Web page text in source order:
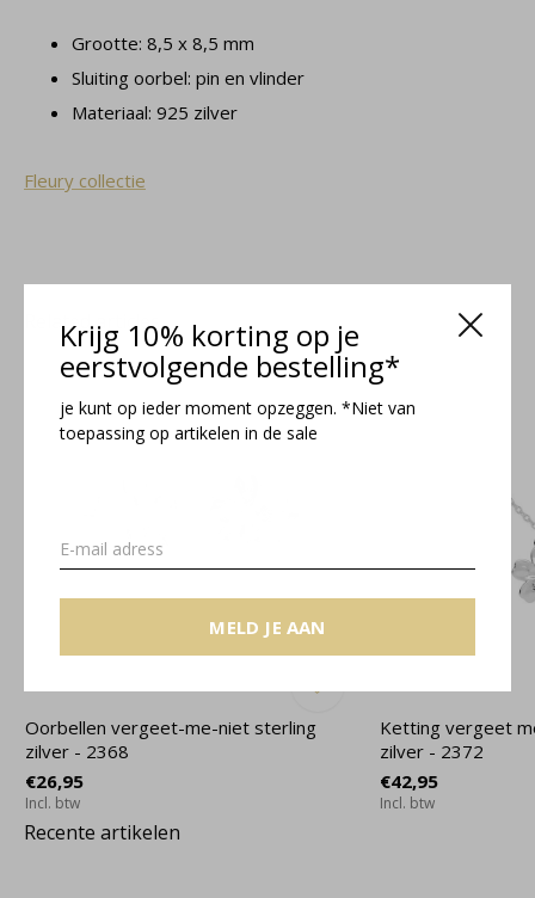
Krijg 10% korting op je
eerstvolgende bestelling*
je kunt op ieder moment opzeggen. *Niet van
toepassing op artikelen in de sale
MELD JE AAN
Grootte: 8,5 x 8,5 mm
Sluiting oorbel: pin en vlinder
Materiaal: 925 zilver
Fleury collectie
Related articles
Oorbellen vergeet-me-niet sterling
zilver - 2368
€26,95
Incl. btw
Ketting vergeet
zilver - 2372
€42,95
Incl. btw
Recente artikelen